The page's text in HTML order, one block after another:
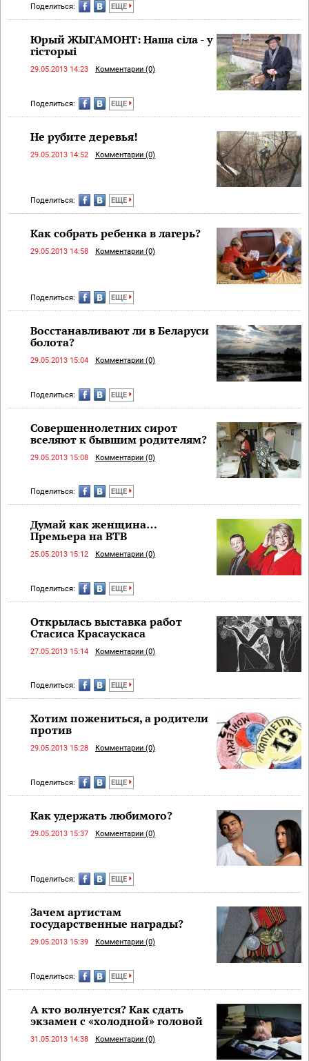
Поделиться: ЕЩЕ
Юрый ЖЫГАМОНТ: Наша сіла - у
гісторыі
29.05.2013 14:23 Комментарии (0)
Поделиться: ЕЩЕ
Не рубите деревья!
29.05.2013 14:52 Комментарии (0)
Поделиться: ЕЩЕ
Как собрать ребенка в лагерь?
29.05.2013 14:58 Комментарии (0)
Поделиться: ЕЩЕ
Восстанавливают ли в Беларуси
болота?
29.05.2013 15:04 Комментарии (0)
Поделиться: ЕЩЕ
Совершеннолетних сирот
вселяют к бывшим родителям?
29.05.2013 15:08 Комментарии (0)
Поделиться: ЕЩЕ
Думай как женщина…
Премьера на ВТВ
25.05.2013 15:12 Комментарии (0)
Поделиться: ЕЩЕ
Открылась выставка работ
Стасиса Красаускаса
27.05.2013 15:14 Комментарии (0)
Поделиться: ЕЩЕ
Хотим пожениться, а родители
против
29.05.2013 15:28 Комментарии (0)
Поделиться: ЕЩЕ
Как удержать любимого?
29.05.2013 15:37 Комментарии (0)
Поделиться: ЕЩЕ
Зачем артистам
государственные награды?
29.05.2013 15:39 Комментарии (0)
Поделиться: ЕЩЕ
А кто волнуется? Как сдать
экзамен с «холодной» головой
31.05.2013 14:38 Комментарии (0)